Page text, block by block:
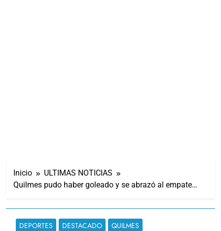
Inicio
ULTIMAS NOTICIAS
Quilmes pudo haber goleado y se abrazó al empate…
DEPORTES DESTACADO
QUILMES